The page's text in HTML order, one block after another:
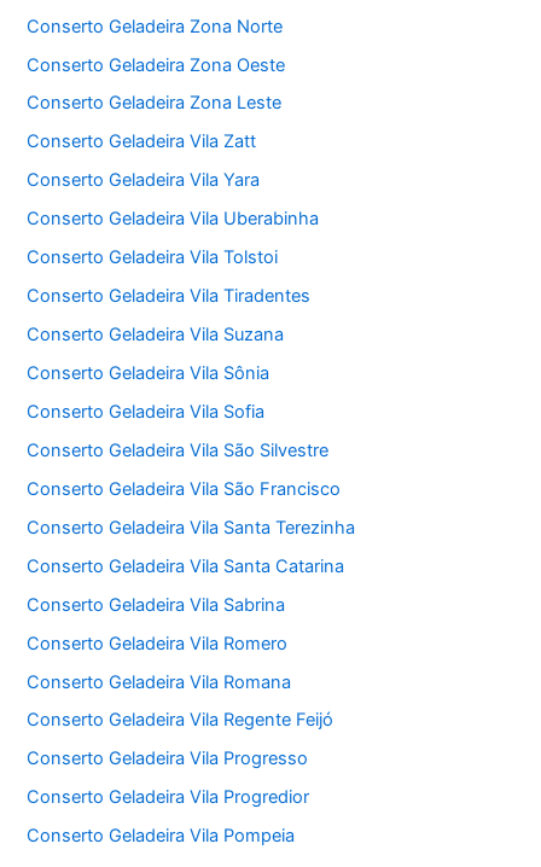
Conserto Geladeira Zona Norte
Conserto Geladeira Zona Oeste
Conserto Geladeira Zona Leste
Conserto Geladeira Vila Zatt
Conserto Geladeira Vila Yara
Conserto Geladeira Vila Uberabinha
Conserto Geladeira Vila Tolstoi
Conserto Geladeira Vila Tiradentes
Conserto Geladeira Vila Suzana
Conserto Geladeira Vila Sônia
Conserto Geladeira Vila Sofia
Conserto Geladeira Vila São Silvestre
Conserto Geladeira Vila São Francisco
Conserto Geladeira Vila Santa Terezinha
Conserto Geladeira Vila Santa Catarina
Conserto Geladeira Vila Sabrina
Conserto Geladeira Vila Romero
Conserto Geladeira Vila Romana
Conserto Geladeira Vila Regente Feijó
Conserto Geladeira Vila Progresso
Conserto Geladeira Vila Progredior
Conserto Geladeira Vila Pompeia